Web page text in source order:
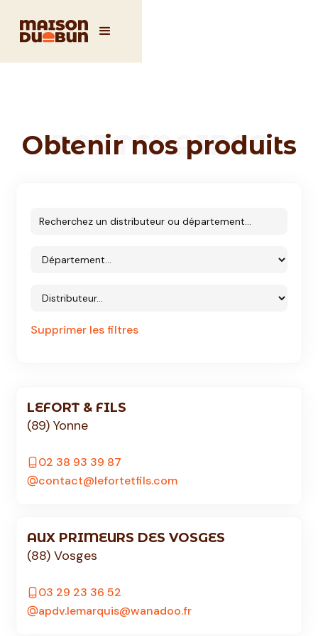
PARTENAIRES
Obtenir nos produits
Supprimer les filtres
LEFORT & FILS
(89) Yonne
02 38 93 39 87
contact@lefortetfils.com
AUX PRIMEURS DES VOSGES
(88) Vosges
03 29 23 36 52
apdv.lemarquis@wanadoo.fr